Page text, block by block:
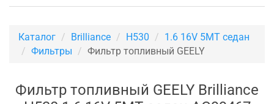
Каталог Brilliance H530
1.6 16V 5MT седан
Фильтры
Фильтр топливный GEELY
Фильтр топливный GEELY Brilliance